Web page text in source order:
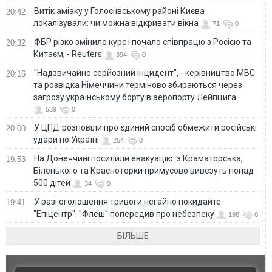
20:42
Витік аміаку у Голосіївському районі Києва
локалізували: чи можна відкривати вікна
71 0
20:32
ФБР різко змінило курс і почало співпрацю з Росією та
Китаєм, - Reuters
394 0
20:16
"Надзвичайно серйозний інцидент", - керівництво МВС
та розвідка Німеччини терміново збираються через
загрозу українському борту в аеропорту Лейпцига
539 0
20:00
У ЦПД розповіли про єдиний спосіб обмежити російські
удари по Україні
254 0
19:53
На Донеччині посилили евакуацію: з Краматорська,
Біленького та Красноторки примусово вивезуть понад
500 дітей
34 0
19:41
У разі оголошення тривоги негайно покидайте
"Епіцентр": "Флеш" попередив про небезпеку
198 0
БІЛЬШЕ